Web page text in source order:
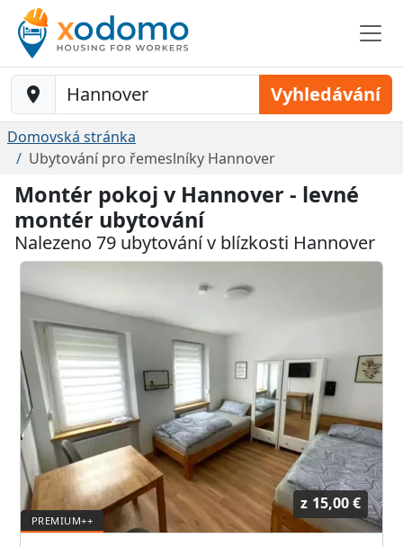
Baustelle-Location Vyhledávání
Domovská stránka
Ubytování pro řemeslníky Hannover
Montér pokoj v Hannover - levné
montér ubytování
Nalezeno 79 ubytování v blízkosti Hannover
z 15,00 €